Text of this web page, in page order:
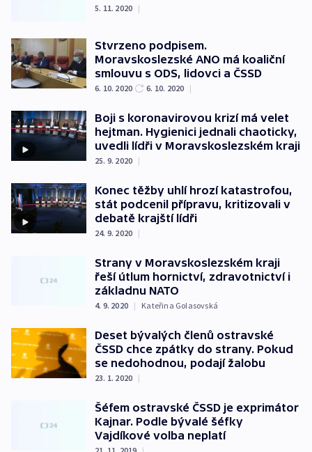
5. 11. 2020 |
Stvrzeno podpisem.
Moravskoslezské ANO má koaliční
smlouvu s ODS, lidovci a ČSSD
6. 10. 2020 6. 10. 2020 |
Boji s koronavirovou krizí má velet
hejtman. Hygienici jednali chaoticky,
uvedli lídři v Moravskoslezském kraji
25. 9. 2020 |
Konec těžby uhlí hrozí katastrofou,
stát podcenil přípravu, kritizovali v
debatě krajští lídři
24. 9. 2020 |
Strany v Moravskoslezském kraji
řeší útlum hornictví, zdravotnictví i
základnu NATO
4. 9. 2020 | Kateřina Golasovská
Deset bývalých členů ostravské
ČSSD chce zpátky do strany. Pokud
se nedohodnou, podají žalobu
23. 1. 2020 |
Šéfem ostravské ČSSD je exprimátor
Kajnar. Podle bývalé šéfky
Vajdíkové volba neplatí